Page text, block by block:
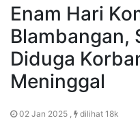
Enam Hari
Blambangan,
Diduga
Meninggal
02 Jan 2025 , dilihat 18k